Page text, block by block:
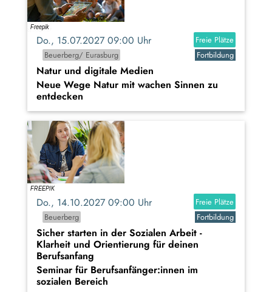
Do., 15.07.2027 09:00 Uhr
Freie Plätze
Beuerberg/ Eurasburg
Fortbildung
Natur und digitale Medien
Neue Wege Natur mit wachen Sinnen zu
entdecken
Do., 14.10.2027 09:00 Uhr
Freie Plätze
Beuerberg
Fortbildung
Sicher starten in der Sozialen Arbeit -
Klarheit und Orientierung für deinen
Berufsanfang
Seminar für Berufsanfänger:innen im
sozialen Bereich